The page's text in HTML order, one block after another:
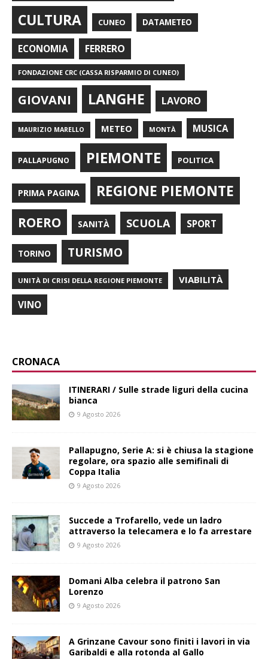
CULTURA CUNEO DATAMETEO
ECONOMIA FERRERO
FONDAZIONE CRC (CASSA RISPARMIO DI CUNEO)
GIOVANI LANGHE LAVORO
MAURIZIO MARELLO METEO MONTÀ MUSICA
PALLAPUGNO PIEMONTE POLITICA
PRIMA PAGINA REGIONE PIEMONTE
ROERO SANITÀ SCUOLA SPORT
TORINO TURISMO
UNITÀ DI CRISI DELLA REGIONE PIEMONTE VIABILITÀ
VINO
CRONACA
ITINERARI / Sulle strade liguri della cucina
bianca
9 Agosto 2026
Pallapugno, Serie A: si è chiusa la stagione
regolare, ora spazio alle semifinali di
Coppa Italia
9 Agosto 2026
Succede a Trofarello, vede un ladro
attraverso la telecamera e lo fa arrestare
9 Agosto 2026
Domani Alba celebra il patrono San
Lorenzo
9 Agosto 2026
A Grinzane Cavour sono finiti i lavori in via
Garibaldi e alla rotonda al Gallo